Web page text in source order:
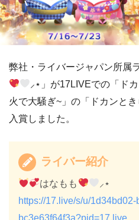
弊社・ライバージャパン所属
⸝⋆」が17LIVEでの「ド
火で大騒ぎ~」の「ドカンと
入賞しました。
ライバー紹介
はなもも
⸝⋆
https://17.live/s/u/
bc3e63f64f3a?pid=17.live